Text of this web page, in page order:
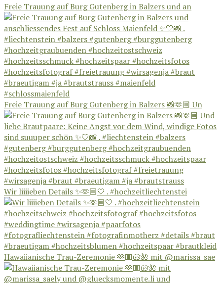
Freie Trauung auf Burg Gutenberg in Balzers und an
Freie Trauung auf Burg Gutenberg in Balzers 📸🫶🏼 Un
Wir liiiieben Details ✨🫶🏼🤍 . #hochzeitliechtenstei
Hawaiianische Trau-Zeremonie 🫶🏼🐚🌺 mit @marissa_sae